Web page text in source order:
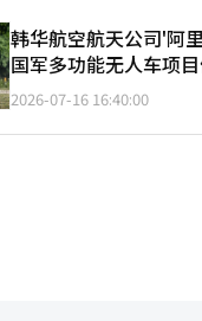
韩华航空航天公司'阿
国军多功能无人车项
2026-07-16 16:40:00